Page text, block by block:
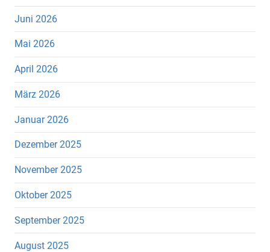
Juni 2026
Mai 2026
April 2026
März 2026
Januar 2026
Dezember 2025
November 2025
Oktober 2025
September 2025
August 2025